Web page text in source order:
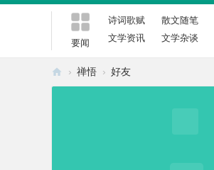
要闻
诗词歌赋 散文随笔
文学资讯
文学杂谈
› 禅悟 › 好友